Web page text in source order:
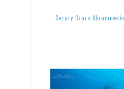
Cezary Czaro Abramowski